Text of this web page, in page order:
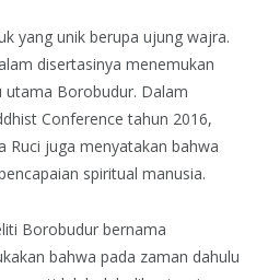
yang unik berupa ujung wajra.
disertasinya menemukan
Borobudur. Dalam
Conference tahun 2016,
Ruci juga menyatakan bahwa
spiritual manusia.
Borobudur bernama
bahwa pada zaman dahulu